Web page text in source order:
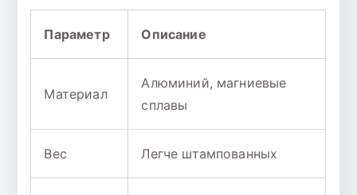
Параметр Описание
Материал
Алюминий, магниевые
сплавы
Вес Легче штампованных